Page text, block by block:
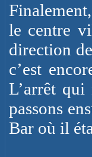
le centre
direction
c’est
L’arrêt qui
passons
Bar où il